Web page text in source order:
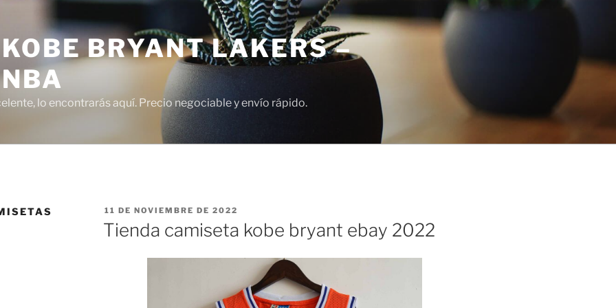
BRYANT LAKERS –
lo encontrarás aquí. Precio negociable y envío rápido.
PUBLICADO
EL
11 DE NOVIEMBRE DE 2022
Tienda camiseta kobe bryant ebay 2022